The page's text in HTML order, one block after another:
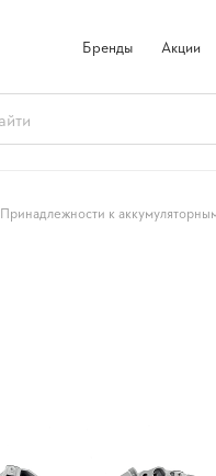
Бренды Акции
Принадлежности к